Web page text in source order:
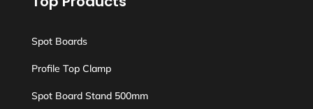
Spot Boards
Profile Top Clamp
Spot Board Stand 500mm